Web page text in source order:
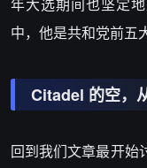
年大选期间也坚定
中，他是共和党前五
Citadel 的空，
回到我们文章最开始